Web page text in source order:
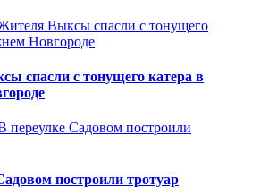
спасли с тонущего катера в
построили тротуар